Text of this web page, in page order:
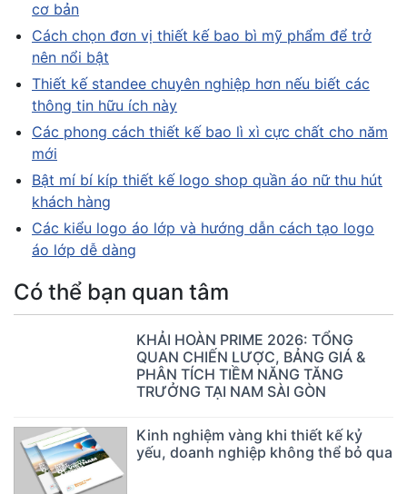
cơ bản
Cách chọn đơn vị thiết kế bao bì mỹ phẩm để trở
nên nổi bật
Thiết kế standee chuyên nghiệp hơn nếu biết các
thông tin hữu ích này
Các phong cách thiết kế bao lì xì cực chất cho năm
mới
Bật mí bí kíp thiết kế logo shop quần áo nữ thu hút
khách hàng
Các kiểu logo áo lớp và hướng dẫn cách tạo logo
áo lớp dễ dàng
Có thể bạn quan tâm
KHẢI HOÀN PRIME 2026: TỔNG
QUAN CHIẾN LƯỢC, BẢNG GIÁ &
PHÂN TÍCH TIỀM NĂNG TĂNG
TRƯỞNG TẠI NAM SÀI GÒN
Kinh nghiệm vàng khi thiết kế kỷ
yếu, doanh nghiệp không thể bỏ qua